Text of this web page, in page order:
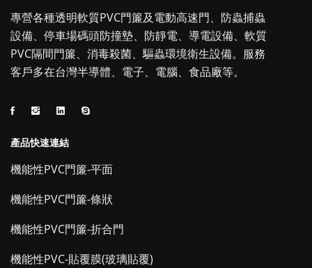
專營各種透明軟質PVC門簾及電動高速門、防蟲捕蟲
設備、停車場碼頭防撞墊、防靜電、導電設備、軟質
PVC隔間門簾、消毒殺菌、驅蟲環境衛生設備。服務
客戶多在台灣半導體、電子、電腦、食品廠等。
產品快速連結
機能性PVC門簾-平面
機能性PVC門簾-條狀
機能性PVC門簾-折合門
機能性PVC-貼覆膜(玻璃貼覆)